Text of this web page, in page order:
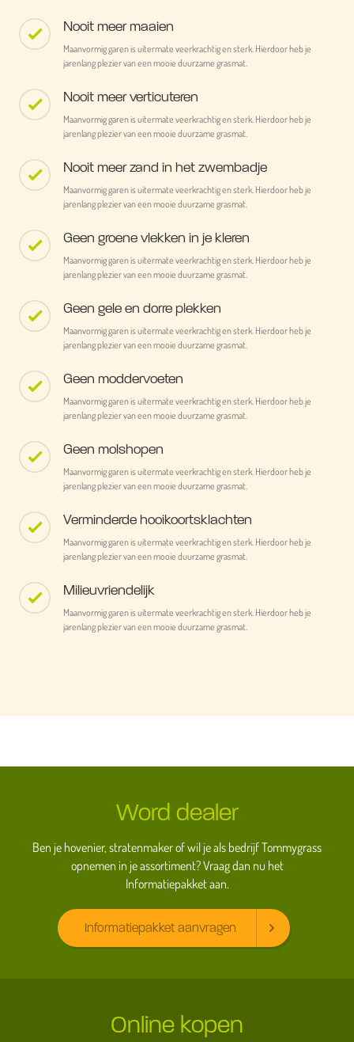
Nooit meer maaien
Maanvormig garen is uitermate veerkrachtig en sterk. Hierdoor heb je
jarenlang plezier van een mooie duurzame grasmat.
Nooit meer verticuteren
Maanvormig garen is uitermate veerkrachtig en sterk. Hierdoor heb je
jarenlang plezier van een mooie duurzame grasmat.
Nooit meer zand in het zwembadje
Maanvormig garen is uitermate veerkrachtig en sterk. Hierdoor heb je
jarenlang plezier van een mooie duurzame grasmat.
Geen groene vlekken in je kleren
Maanvormig garen is uitermate veerkrachtig en sterk. Hierdoor heb je
jarenlang plezier van een mooie duurzame grasmat.
Geen gele en dorre plekken
Maanvormig garen is uitermate veerkrachtig en sterk. Hierdoor heb je
jarenlang plezier van een mooie duurzame grasmat.
Geen moddervoeten
Maanvormig garen is uitermate veerkrachtig en sterk. Hierdoor heb je
jarenlang plezier van een mooie duurzame grasmat.
Geen molshopen
Maanvormig garen is uitermate veerkrachtig en sterk. Hierdoor heb je
jarenlang plezier van een mooie duurzame grasmat.
Verminderde hooikoortsklachten
Maanvormig garen is uitermate veerkrachtig en sterk. Hierdoor heb je
jarenlang plezier van een mooie duurzame grasmat.
Milieuvriendelijk
Maanvormig garen is uitermate veerkrachtig en sterk. Hierdoor heb je
jarenlang plezier van een mooie duurzame grasmat.
Word dealer
Ben je hovenier, stratenmaker of wil je als bedrijf Tommygrass
opnemen in je assortiment? Vraag dan nu het
Informatiepakket aan.
Informatiepakket aanvragen
Online kopen